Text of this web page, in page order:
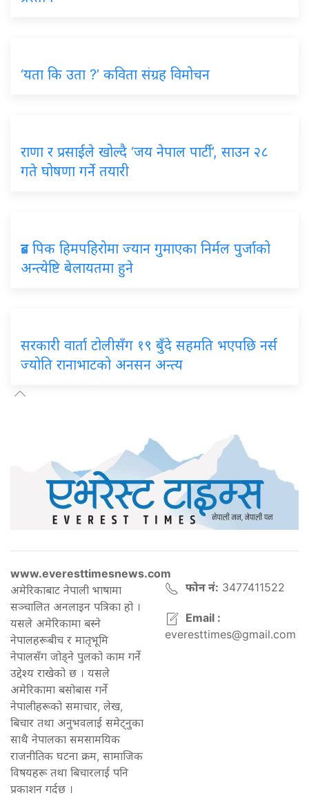
‘यता कि उता ?’ कविता संग्रह विमोचन
राणा र प्रसाईंले खोल्दै ‘जय नेपाल पार्टी’, साउन २८
गते घोषणा गर्ने तयारी
ब्रड पिक हिमपहिरोमा ज्यान गुमाएका निर्मल पुर्जाको
अन्त्येष्टि बेलायतमा हुने
सरकारी वार्ता टोलीसँग १९ बुँदे सहमति भएपछि नर्स
ज्योति रानाभाटको अनसन अन्त्य
www.everesttimesnews.com
अमेरिकाबाट नेपाली भाषामा
सञ्चालित अनलाइन पत्रिका हो ।
यसले अमेरिकामा बस्ने
नेपालहरूबीच र मातृभूमि
नेपालसँग जोड्ने पुलको काम गर्ने
उद्देश्य राखेको छ । यसले
अमेरिकामा बसोबास गर्ने
नेपालीहरूको समाचार, लेख,
बिचार तथा अनुभवलाई समेट्नुका
साथै नेपालका समसामयिक
राजनीतिक घटना क्रम, सामाजिक
विषयहरू तथा बिचारलाई पनि
प्रकाशन गर्दछ ।
फोन नं: 3477411522
Email :
everesttimes@gmail.com